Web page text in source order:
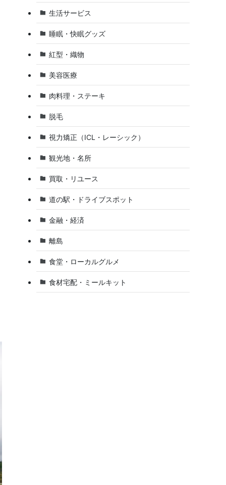
生活サービス
睡眠・快眠グッズ
紅型・織物
美容医療
肉料理・ステーキ
脱毛
視力矯正（ICL・レーシック）
観光地・名所
買取・リユース
道の駅・ドライブスポット
金融・経済
離島
食堂・ローカルグルメ
食材宅配・ミールキット